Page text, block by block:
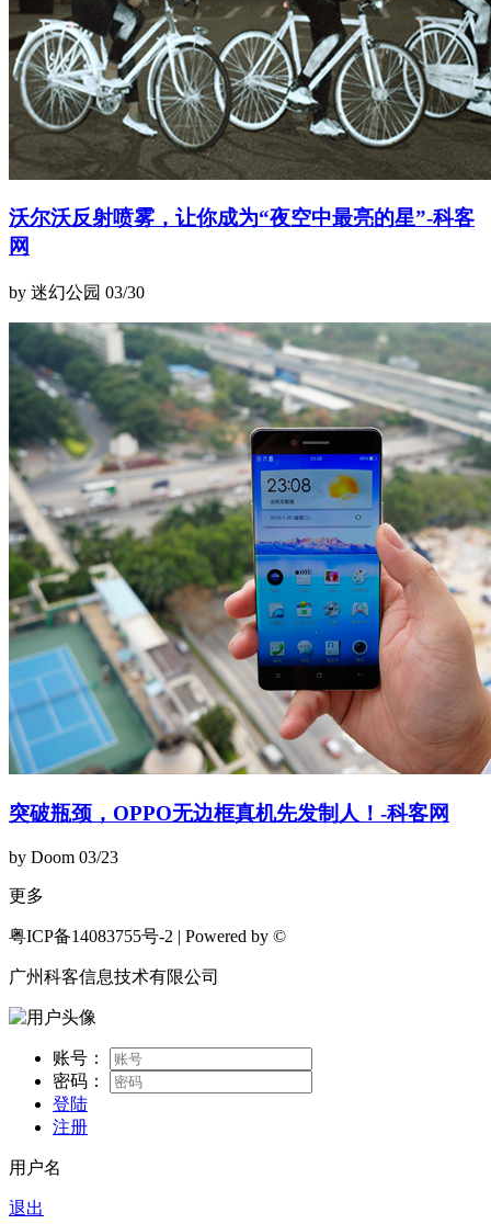
沃尔沃反射喷雾，让你成为“夜空中最亮的星”-科客
网
by 迷幻公园 03/30
突破瓶颈，OPPO无边框真机先发制人！-科客网
by Doom 03/23
更多
粤ICP备14083755号-2 | Powered by ©
广州科客信息技术有限公司
账号：
密码：
登陆
注册
用户名
退出